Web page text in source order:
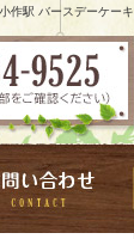
作駅 バースデーケーキ